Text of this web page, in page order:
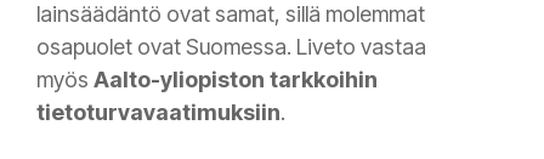
lainsäädäntö ovat samat, sillä molemmat
osapuolet ovat Suomessa. Liveto vastaa
myös Aalto-yliopiston tarkkoihin
tietoturvavaatimuksiin.